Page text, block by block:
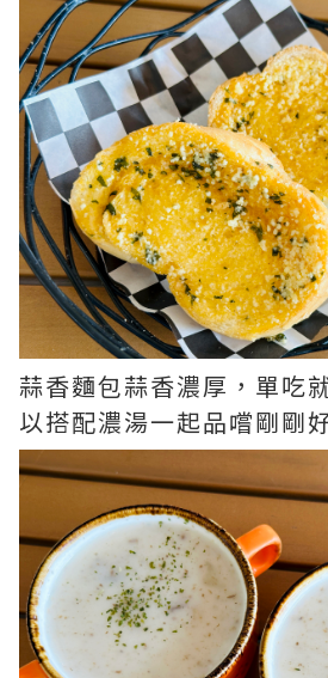
蒜香麵包蒜香濃厚，單吃
以搭配濃湯一起品嚐剛剛